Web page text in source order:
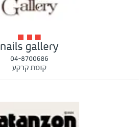
nails gallery
04-8700686
קומת קרקע